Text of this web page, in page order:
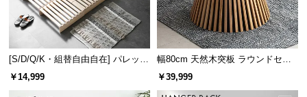
[S/D/Q/K・組替自由自在] パレット
ベッド 8/12/16枚セット
￥14,999
幅80cm 天然木突板 ラウンドセン
ターテーブル 美しい格子デザイン
￥39,999